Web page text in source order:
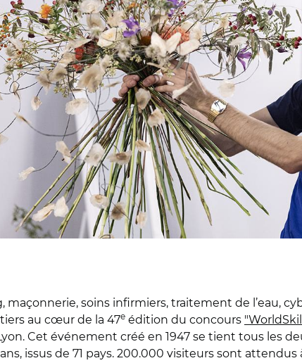
maçonnerie, soins infirmiers, traitement de l’eau,
au cœur de la 47e édition du concours
Cet événement créé en 1947 se tient tous les
issus de 71 pays. 200.000 visiteurs sont